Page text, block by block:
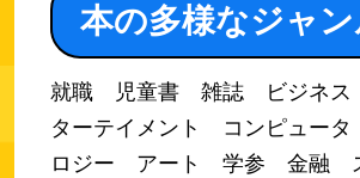
本の多様なジャ
就職 児童書 雑誌 ビジネ
ターテイメント コンピュ
ロジー アート 学参 金融